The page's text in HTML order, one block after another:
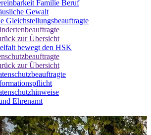
Familie Beruf
Gewalt
Gleichstellungsbeauftragte
zur Übersicht
bewegt den HSK
zur Übersicht
Ehrenamt